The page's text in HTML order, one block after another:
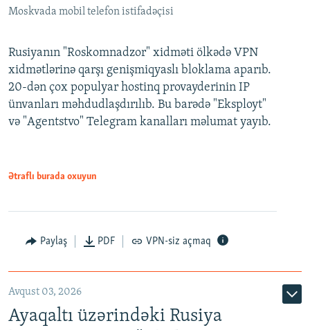
Moskvada mobil telefon istifadəçisi
Rusiyanın "Roskomnadzor" xidməti ölkədə VPN
xidmətlərinə qarşı genişmiqyaslı bloklama aparıb.
20-dən çox populyar hostinq provayderinin IP
ünvanları məhdudlaşdırılıb. Bu barədə "Eksployt"
və "Agentstvo" Telegram kanalları məlumat yayıb.
Ətraflı burada oxuyun
Paylaş PDF VPN-siz açmaq
Avqust 03, 2026
Ayaqaltı üzərindəki Rusiya